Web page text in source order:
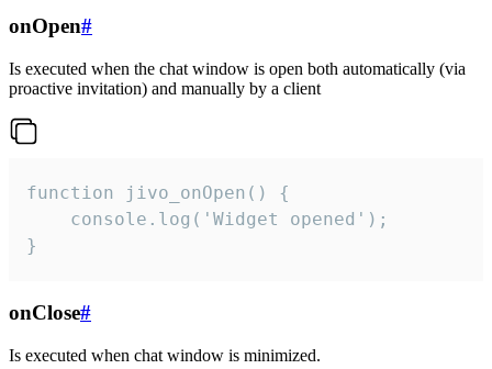
onOpen#
Is executed when the chat window is open both automatically (via
proactive invitation) and manually by a client
function jivo_onOpen() {
    console.log('Widget opened');
}
onClose#
Is executed when chat window is minimized.